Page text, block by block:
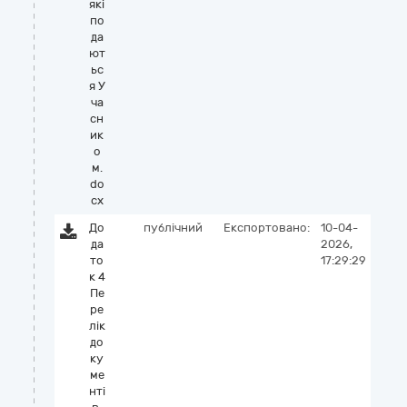
які
по
да
ют
ьс
я У
ча
сн
ик
о
м.
do
cx
До
да
то
к 4
Пе
ре
лік
до
ку
ме
нті
публічний Експортовано:
10-04-
2026,
17:29:29